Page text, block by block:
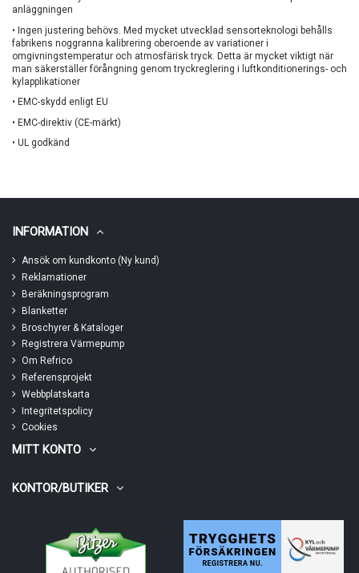
anläggningen
• Ingen justering behövs. Med mycket utvecklad sensorteknologi behålls
fabrikens noggranna kalibrering oberoende av variationer i
omgivningstemperatur och atmosfärisk tryck. Detta är mycket viktigt när
man säkerställer förångning genom tryckreglering i luftkonditionerings- och
kylapplikationer
• EMC-skydd enligt EU
• EMC-direktiv (CE-märkt)
• UL godkänd
INFORMATION
Ansök om kundkonto (Ny kund)
Reklamationer
Beräkningsprogram
Blanketter
Broschyrer & Kataloger
Registrera Värmepump
Om Refrico
Referensprojekt
Webbplatskarta
Integritetspolicy
Cookies
MITT KONTO
KONTOR/BUTIKER